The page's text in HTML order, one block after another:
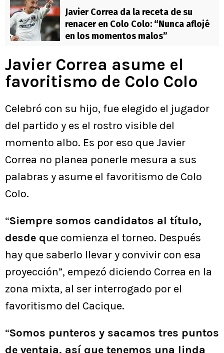
Javier Correa da la receta de su
renacer en Colo Colo: “Nunca aflojé
en los momentos malos”
Javier Correa asume el
favoritismo de Colo Colo
Celebró con su hijo, fue elegido el jugador
del partido y es el rostro visible del
momento albo. Es por eso que Javier
Correa no planea ponerle mesura a sus
palabras y asume el favoritismo de Colo
Colo.
“Siempre somos candidatos al título,
desde que comienza el torneo. Después
hay que saberlo llevar y convivir con esa
proyección”, empezó diciendo Correa en la
zona mixta, al ser interrogado por el
favoritismo del Cacique.
“Somos punteros y sacamos tres puntos
de ventaja, así que tenemos una linda